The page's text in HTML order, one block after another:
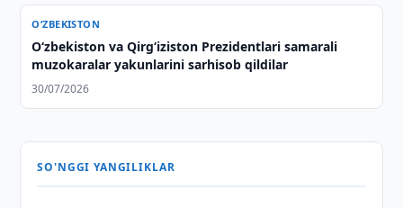
O‘ZBEKISTON
Oʻzbekiston va Qirgʻiziston Prezidentlari samarali
muzokaralar yakunlarini sarhisob qildilar
30/07/2026
SO'NGGI YANGILIKLAR